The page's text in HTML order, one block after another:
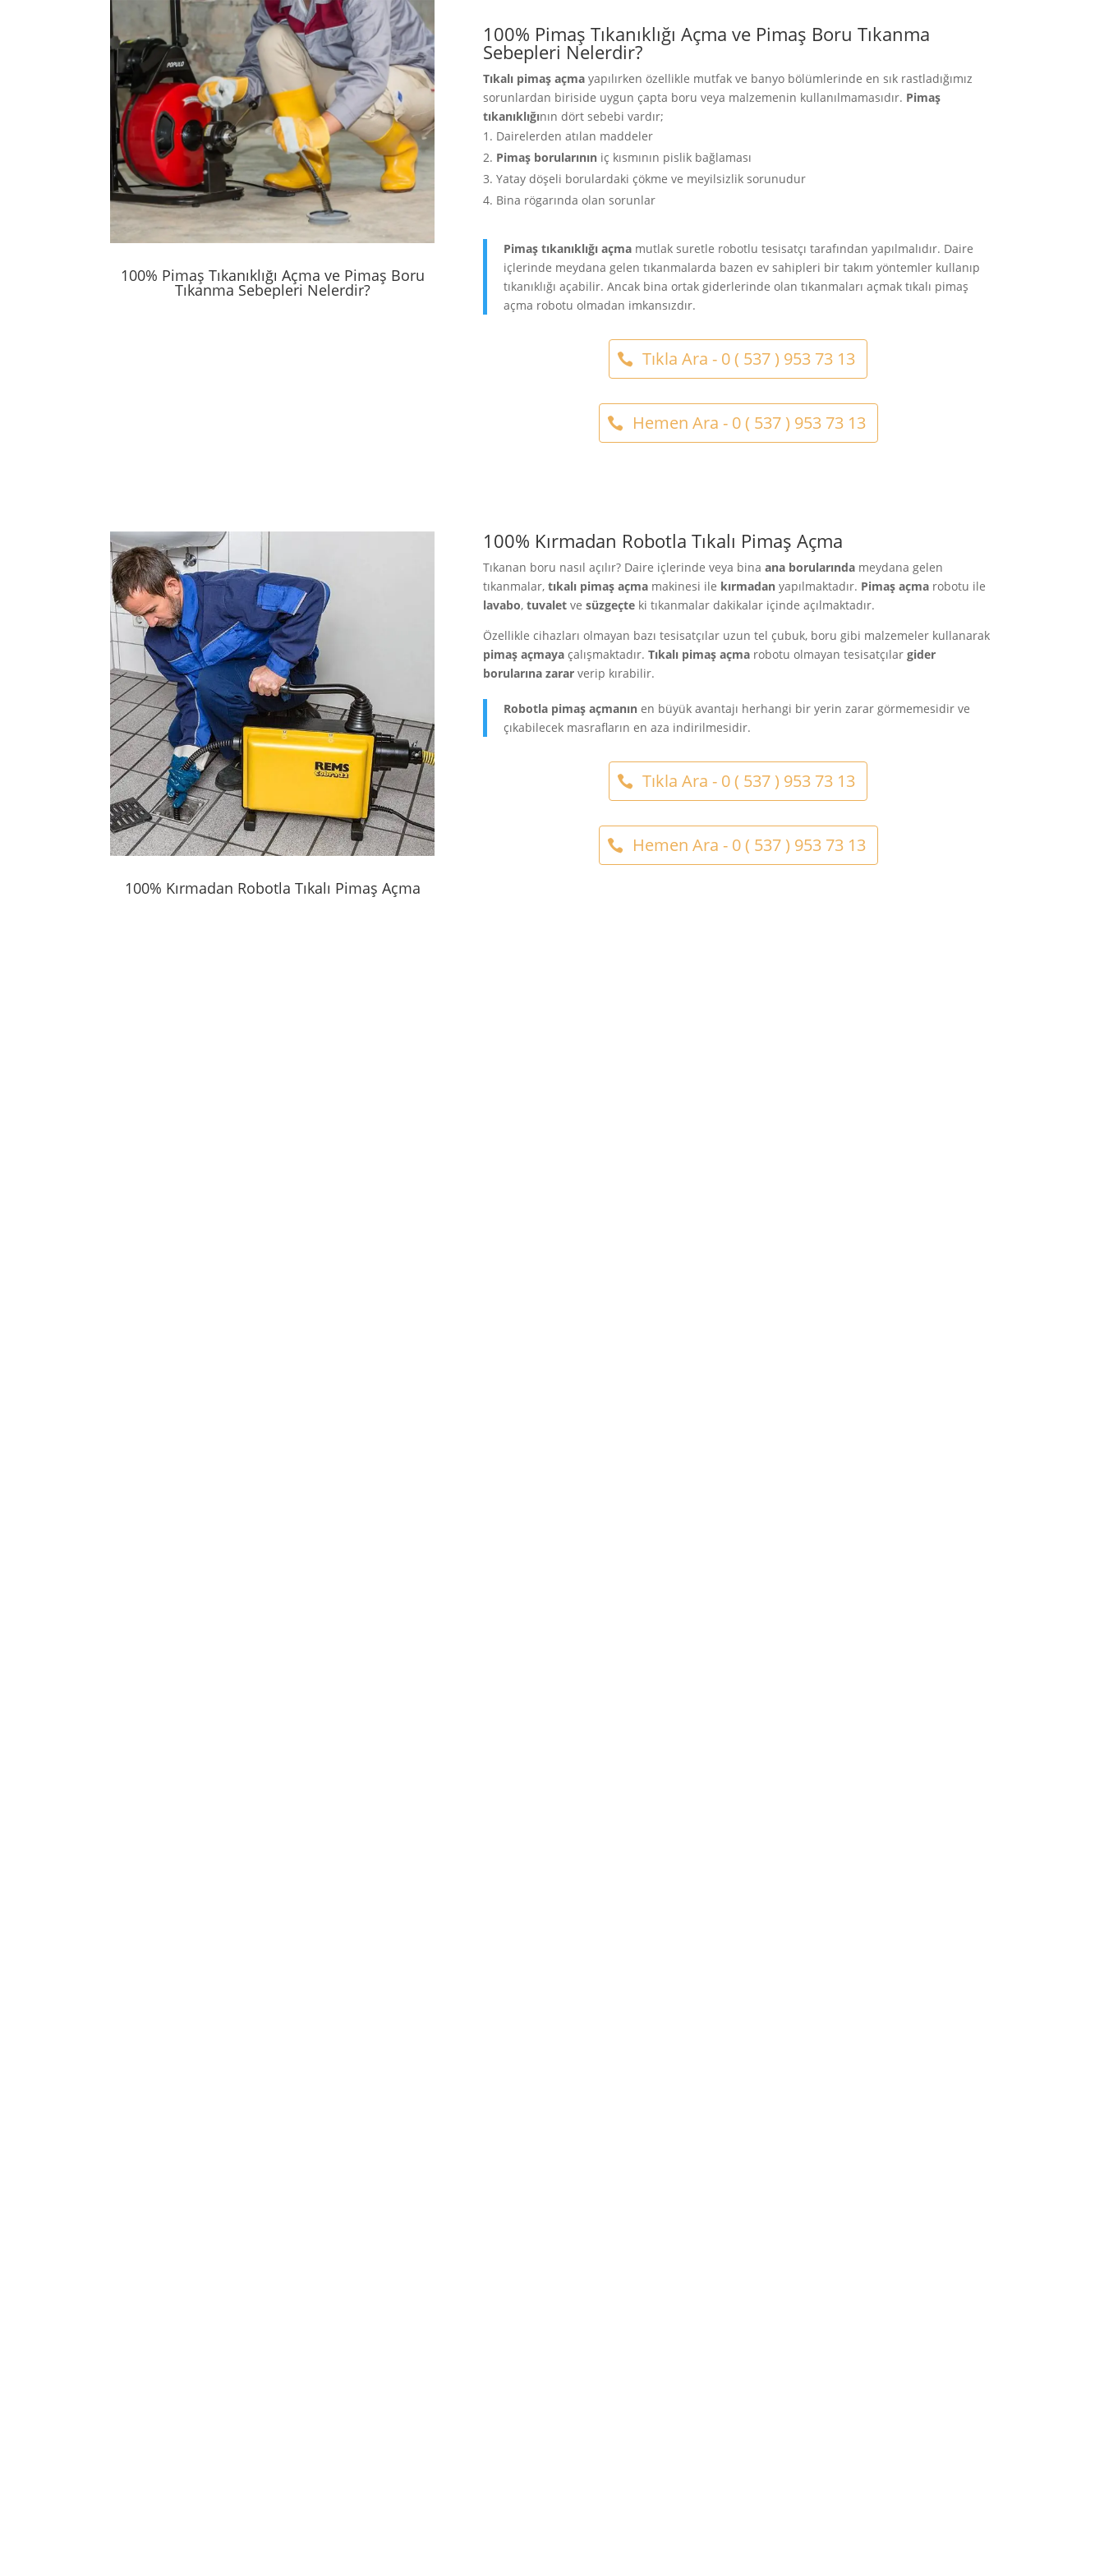
100% Pimaş Tıkanıklığı Açma ve Pimaş Boru
Tıkanma Sebepleri Nelerdir?
100% Pimaş Tıkanıklığı Açma ve Pimaş Boru Tıkanma
Sebepleri Nelerdir?
Tıkalı pimaş açma yapılırken özellikle mutfak ve banyo bölümlerinde en sık rastladığımız
sorunlardan biriside uygun çapta boru veya malzemenin kullanılmamasıdır. Pimaş
tıkanıklığının dört sebebi vardır;
Dairelerden atılan maddeler
Pimaş borularının iç kısmının pislik bağlaması
Yatay döşeli borulardaki çökme ve meyilsizlik sorunudur
Bina rögarında olan sorunlar
Pimaş tıkanıklığı açma mutlak suretle robotlu tesisatçı tarafından yapılmalıdır. Daire
içlerinde meydana gelen tıkanmalarda bazen ev sahipleri bir takım yöntemler kullanıp
tıkanıklığı açabilir. Ancak bina ortak giderlerinde olan tıkanmaları açmak tıkalı pimaş
açma robotu olmadan imkansızdır.
Tıkla Ara - 0 ( 537 ) 953 73 13
Hemen Ara - 0 ( 537 ) 953 73 13
100% Kırmadan Robotla Tıkalı Pimaş Açma
100% Kırmadan Robotla Tıkalı Pimaş Açma
Tıkanan boru nasıl açılır? Daire içlerinde veya binaana borularında meydana gelen
tıkanmalar,tıkalı pimaş açma makinesi ile kırmadan yapılmaktadır. Pimaş açma robotu ile
lavabo,tuvalet vesüzgeçte ki tıkanmalar dakikalar içinde açılmaktadır.
Özellikle cihazları olmayan bazı tesisatçılar uzun tel çubuk, boru gibi malzemeler kullanarak
pimaş açmaya çalışmaktadır.Tıkalı pimaş açma robotu olmayan tesisatçılargider
borularına zarar verip kırabilir.
Robotla pimaş açmanın en büyük avantajı herhangi bir yerin zarar görmemesidir ve
çıkabilecek masrafların en aza indirilmesidir.
Tıkla Ara - 0 ( 537 ) 953 73 13
Hemen Ara - 0 ( 537 ) 953 73 13